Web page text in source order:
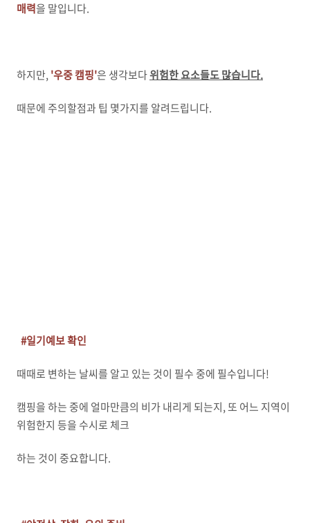
매력을 말입니다.
하지만, '우중 캠핑'은 생각보다위험한 요소들도 많습니다.
때문에 주의할점과 팁 몇가지를 알려드립니다.
#일기예보 확인
때때로 변하는 날씨를 알고 있는 것이 필수 중에 필수입니다!
캠핑을 하는 중에 얼마만큼의 비가 내리게 되는지, 또 어느 지역이
위험한지 등을 수시로 체크
하는 것이 중요합니다.